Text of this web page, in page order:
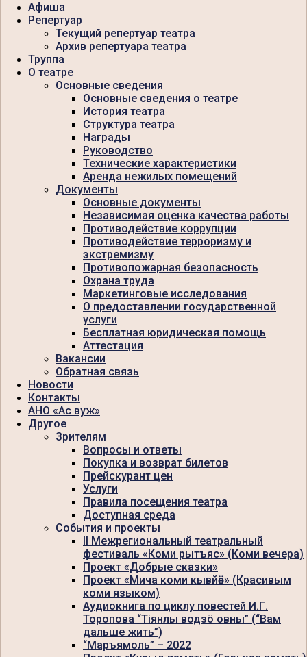
Афиша
Репертуар
Текущий репертуар театра
Архив репертуара театра
Труппа
О театре
Основные сведения
Основные сведения о театре
История театра
Структура театра
Награды
Руководство
Технические характеристики
Аренда нежилых помещений
Документы
Основные документы
Независимая оценка качества работы
Противодействие коррупции
Противодействие терроризму и
экстремизму
Противопожарная безопасность
Охрана труда
Маркетинговые исследования
О предоставлении государственной
услуги
Бесплатная юридическая помощь
Аттестация
Вакансии
Обратная связь
Новости
Контакты
АНО «Ас вуж»
Другое
Зрителям
Вопросы и ответы
Покупка и возврат билетов
Прейскурант цен
Услуги
Правила посещения театра
Доступная среда
События и проекты
II Межрегиональный театральный
фестиваль «Коми рытъяс» (Коми вечера)
Проект «Добрые сказки»
Проект «Мича коми кывйӧн» (Красивым
коми языком)
Аудиокнига по циклу повестей И.Г.
Торопова “Тiянлы водзö овны” (“Вам
дальше жить”)
“Маръямоль” – 2022